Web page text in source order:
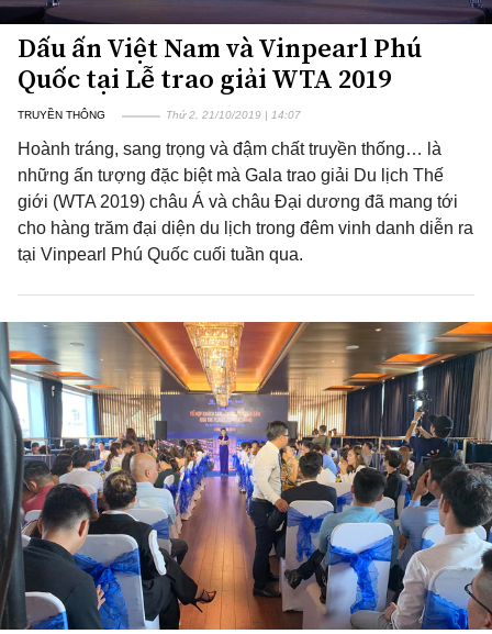
Dấu ấn Việt Nam và Vinpearl Phú
Quốc tại Lễ trao giải WTA 2019
TRUYỀN THÔNG Thứ 2, 21/10/2019 | 14:07
Hoành tráng, sang trọng và đậm chất truyền thống… là
những ấn tượng đặc biệt mà Gala trao giải Du lịch Thế
giới (WTA 2019) châu Á và châu Đại dương đã mang tới
cho hàng trăm đại diện du lịch trong đêm vinh danh diễn ra
tại Vinpearl Phú Quốc cuối tuần qua.